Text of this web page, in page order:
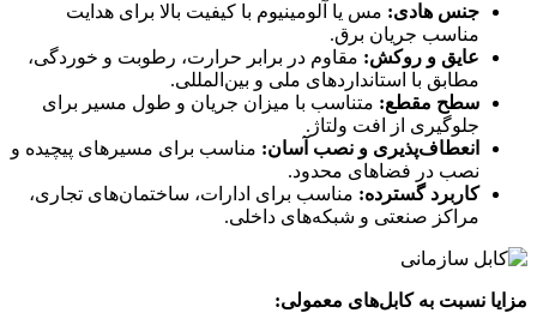
جنس هادی: مس یا آلومینیوم با کیفیت بالا برای هدایت
مناسب جریان برق.
عایق و روکش: مقاوم در برابر حرارت، رطوبت و خوردگی،
مطابق با استانداردهای ملی و بین‌المللی.
سطح مقطع: متناسب با میزان جریان و طول مسیر برای
جلوگیری از افت ولتاژ.
انعطاف‌پذیری و نصب آسان: مناسب برای مسیرهای پیچیده و
نصب در فضاهای محدود.
کاربرد گسترده: مناسب برای ادارات، ساختمان‌های تجاری،
مراکز صنعتی و شبکه‌های داخلی.
مزایا نسبت به کابل‌های معمولی: